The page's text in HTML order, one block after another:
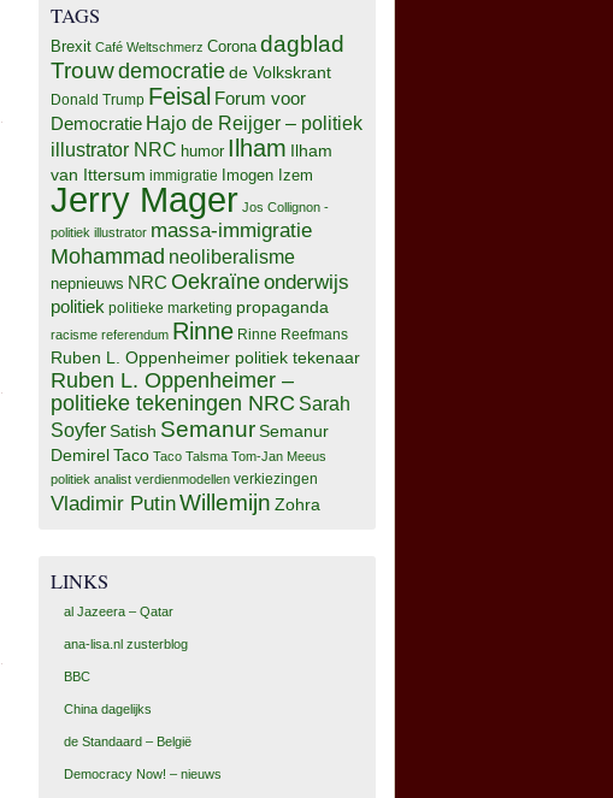
TAGS
Brexit Café Weltschmerz Corona dagblad
Trouwdemocratiede Volkskrant
Donald Trump Feisal Forum voor
Democratie Hajo de Reijger – politiek
illustrator NRC humor Ilham Ilham
van Ittersum immigratie Imogen Izem
Jerry Mager Jos Collignon -
politiek illustrator massa-immigratie
Mohammad neoliberalisme
nepnieuws NRC Oekraïneonderwijs
politiek politieke marketing propaganda
racisme referendum Rinne Rinne Reefmans
Ruben L. Oppenheimer politiek tekenaar
Ruben L. Oppenheimer –
politieke tekeningen NRC Sarah
Soyfer Satish SemanurSemanur
DemirelTaco Taco Talsma Tom-Jan Meeus
politiek analist verdienmodellen verkiezingen
Vladimir PutinWillemijn Zohra
LINKS
al Jazeera – Qatar
ana-lisa.nl zusterblog
BBC
China dagelijks
de Standaard – België
Democracy Now! – nieuws